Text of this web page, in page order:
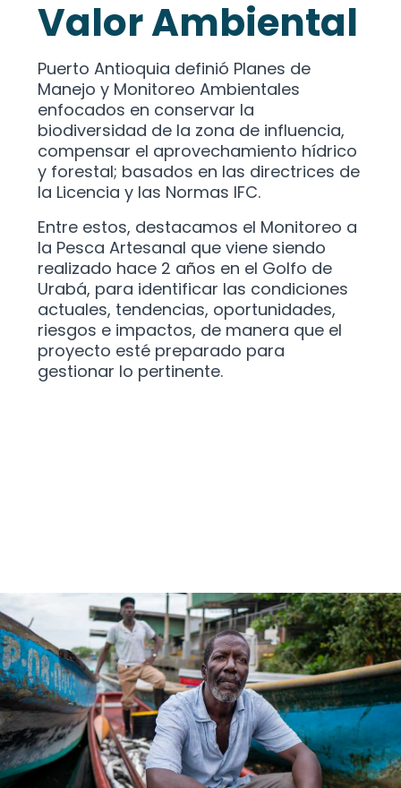
Valor Ambiental
Puerto Antioquia definió Planes de
Manejo y Monitoreo Ambientales
enfocados en conservar la
biodiversidad de la zona de influencia,
compensar el aprovechamiento hídrico
y forestal; basados en las directrices de
la Licencia y las Normas IFC.
Entre estos, destacamos el Monitoreo a
la Pesca Artesanal que viene siendo
realizado hace 2 años en el Golfo de
Urabá, para identificar las condiciones
actuales, tendencias, oportunidades,
riesgos e impactos, de manera que el
proyecto esté preparado para
gestionar lo pertinente.